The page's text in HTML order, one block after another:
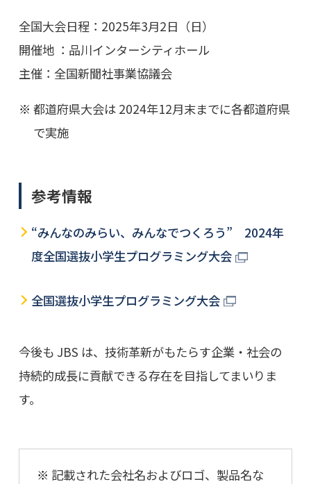
全国大会日程：2025年3月2日（日）
開催地 ：品川インターシティホール
主催：全国新聞社事業協議会
都道府県大会は 2024年12月末までに各都道府県
で実施
参考情報
“みんなのみらい、みんなでつくろう” 2024年
度全国選抜小学生プログラミング大会
全国選抜小学生プログラミング大会
今後も JBS は、技術革新がもたらす企業・社会の
持続的成長に貢献できる存在を目指してまいりま
す。
記載された会社名およびロゴ、製品名な